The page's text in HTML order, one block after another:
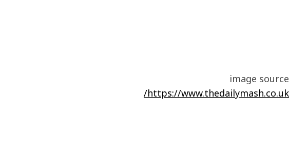
image source
https://www.thedailymash.co.uk/